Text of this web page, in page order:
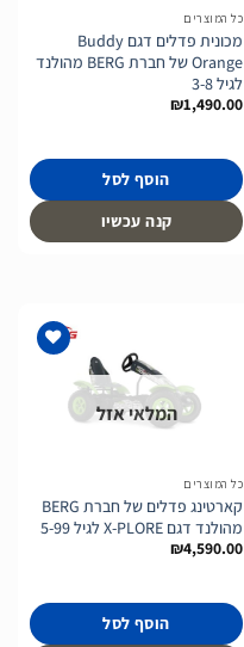
כל המוצרים
מכונית פדלים דגם Buddy
Orange של חברת BERG מהולנד
לגיל 3-8
₪1,490.00
הוסף לסל
קנה עכשיו
המלאי אזל
כל המוצרים
קארטינג פדלים של חברת BERG
מהולנד דגם X-PLORE לגיל 5-99
₪4,590.00
הוסף לסל